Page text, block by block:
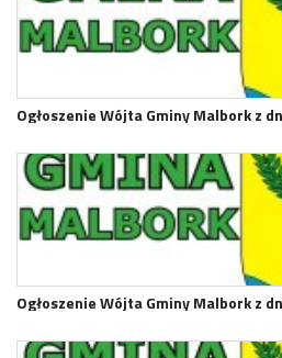
Ogłoszenie Wójta Gminy Malbork z
Ogłoszenie Wójta Gminy Malbork z